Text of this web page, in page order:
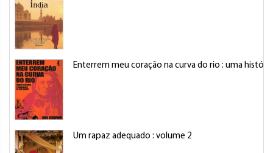
Enterrem meu coração na curva do rio : uma
Um rapaz adequado : volume 2